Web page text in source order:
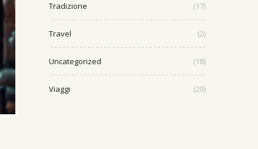
Tradizione (17)
Travel (2)
Uncategorized (18)
Viaggi (29)